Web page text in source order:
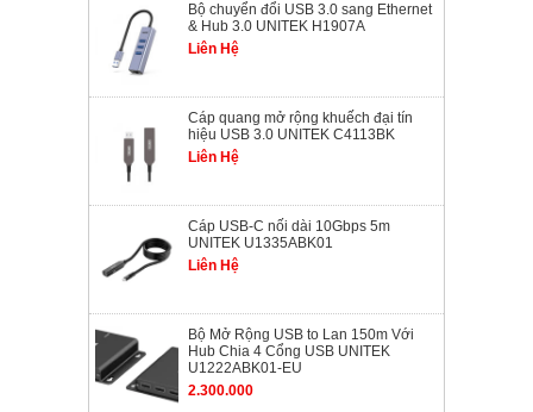
Bộ chuyển đổi USB 3.0 sang Ethernet
& Hub 3.0 UNITEK H1907A
Liên Hệ
Cáp quang mở rộng khuếch đại tín
hiệu USB 3.0 UNITEK C4113BK
Liên Hệ
Cáp USB-C nối dài 10Gbps 5m
UNITEK U1335ABK01
Liên Hệ
Bộ Mở Rộng USB to Lan 150m Với
Hub Chia 4 Cổng USB UNITEK
U1222ABK01-EU
2.300.000